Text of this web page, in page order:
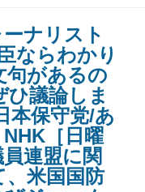
ーナリスト
ならわかり
句があるの
議論しま
本保守党/あ
［日曜
連盟に関
米国国防